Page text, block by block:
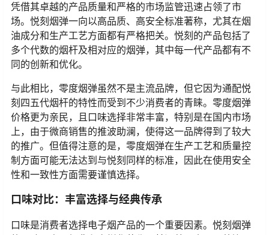
凭借其卓越的产品质量和严格的市场监管迅速占领了市
场。悦刻烟弹一向以高品质、高安全标准著称，尤其在烟
油成分和生产工艺方面都有严格把关。悦刻的产品包括了
多个代数的烟杆及相对应的烟弹，其中每一代产品都有不
同的创新和优化。
与此相比，零度烟弹虽然不是主流品牌，但它因为通配悦
刻四五代烟杆的特性而受到不少消费者的青睐。零度烟弹
价格更为亲民，且口味选择非常丰富，特别是在国内市场
上，由于微商销售的推波助澜，使得这一品牌得到了较大
的推广。但值得注意的是，零度烟弹在生产工艺和质量控
制方面可能无法达到与悦刻同样的标准，因此在使用安全
性和一致性方面需要谨慎选择。
口味对比：丰富选择与经典传承
口味是消费者选择电子烟产品的一个重要因素。悦刻烟弹